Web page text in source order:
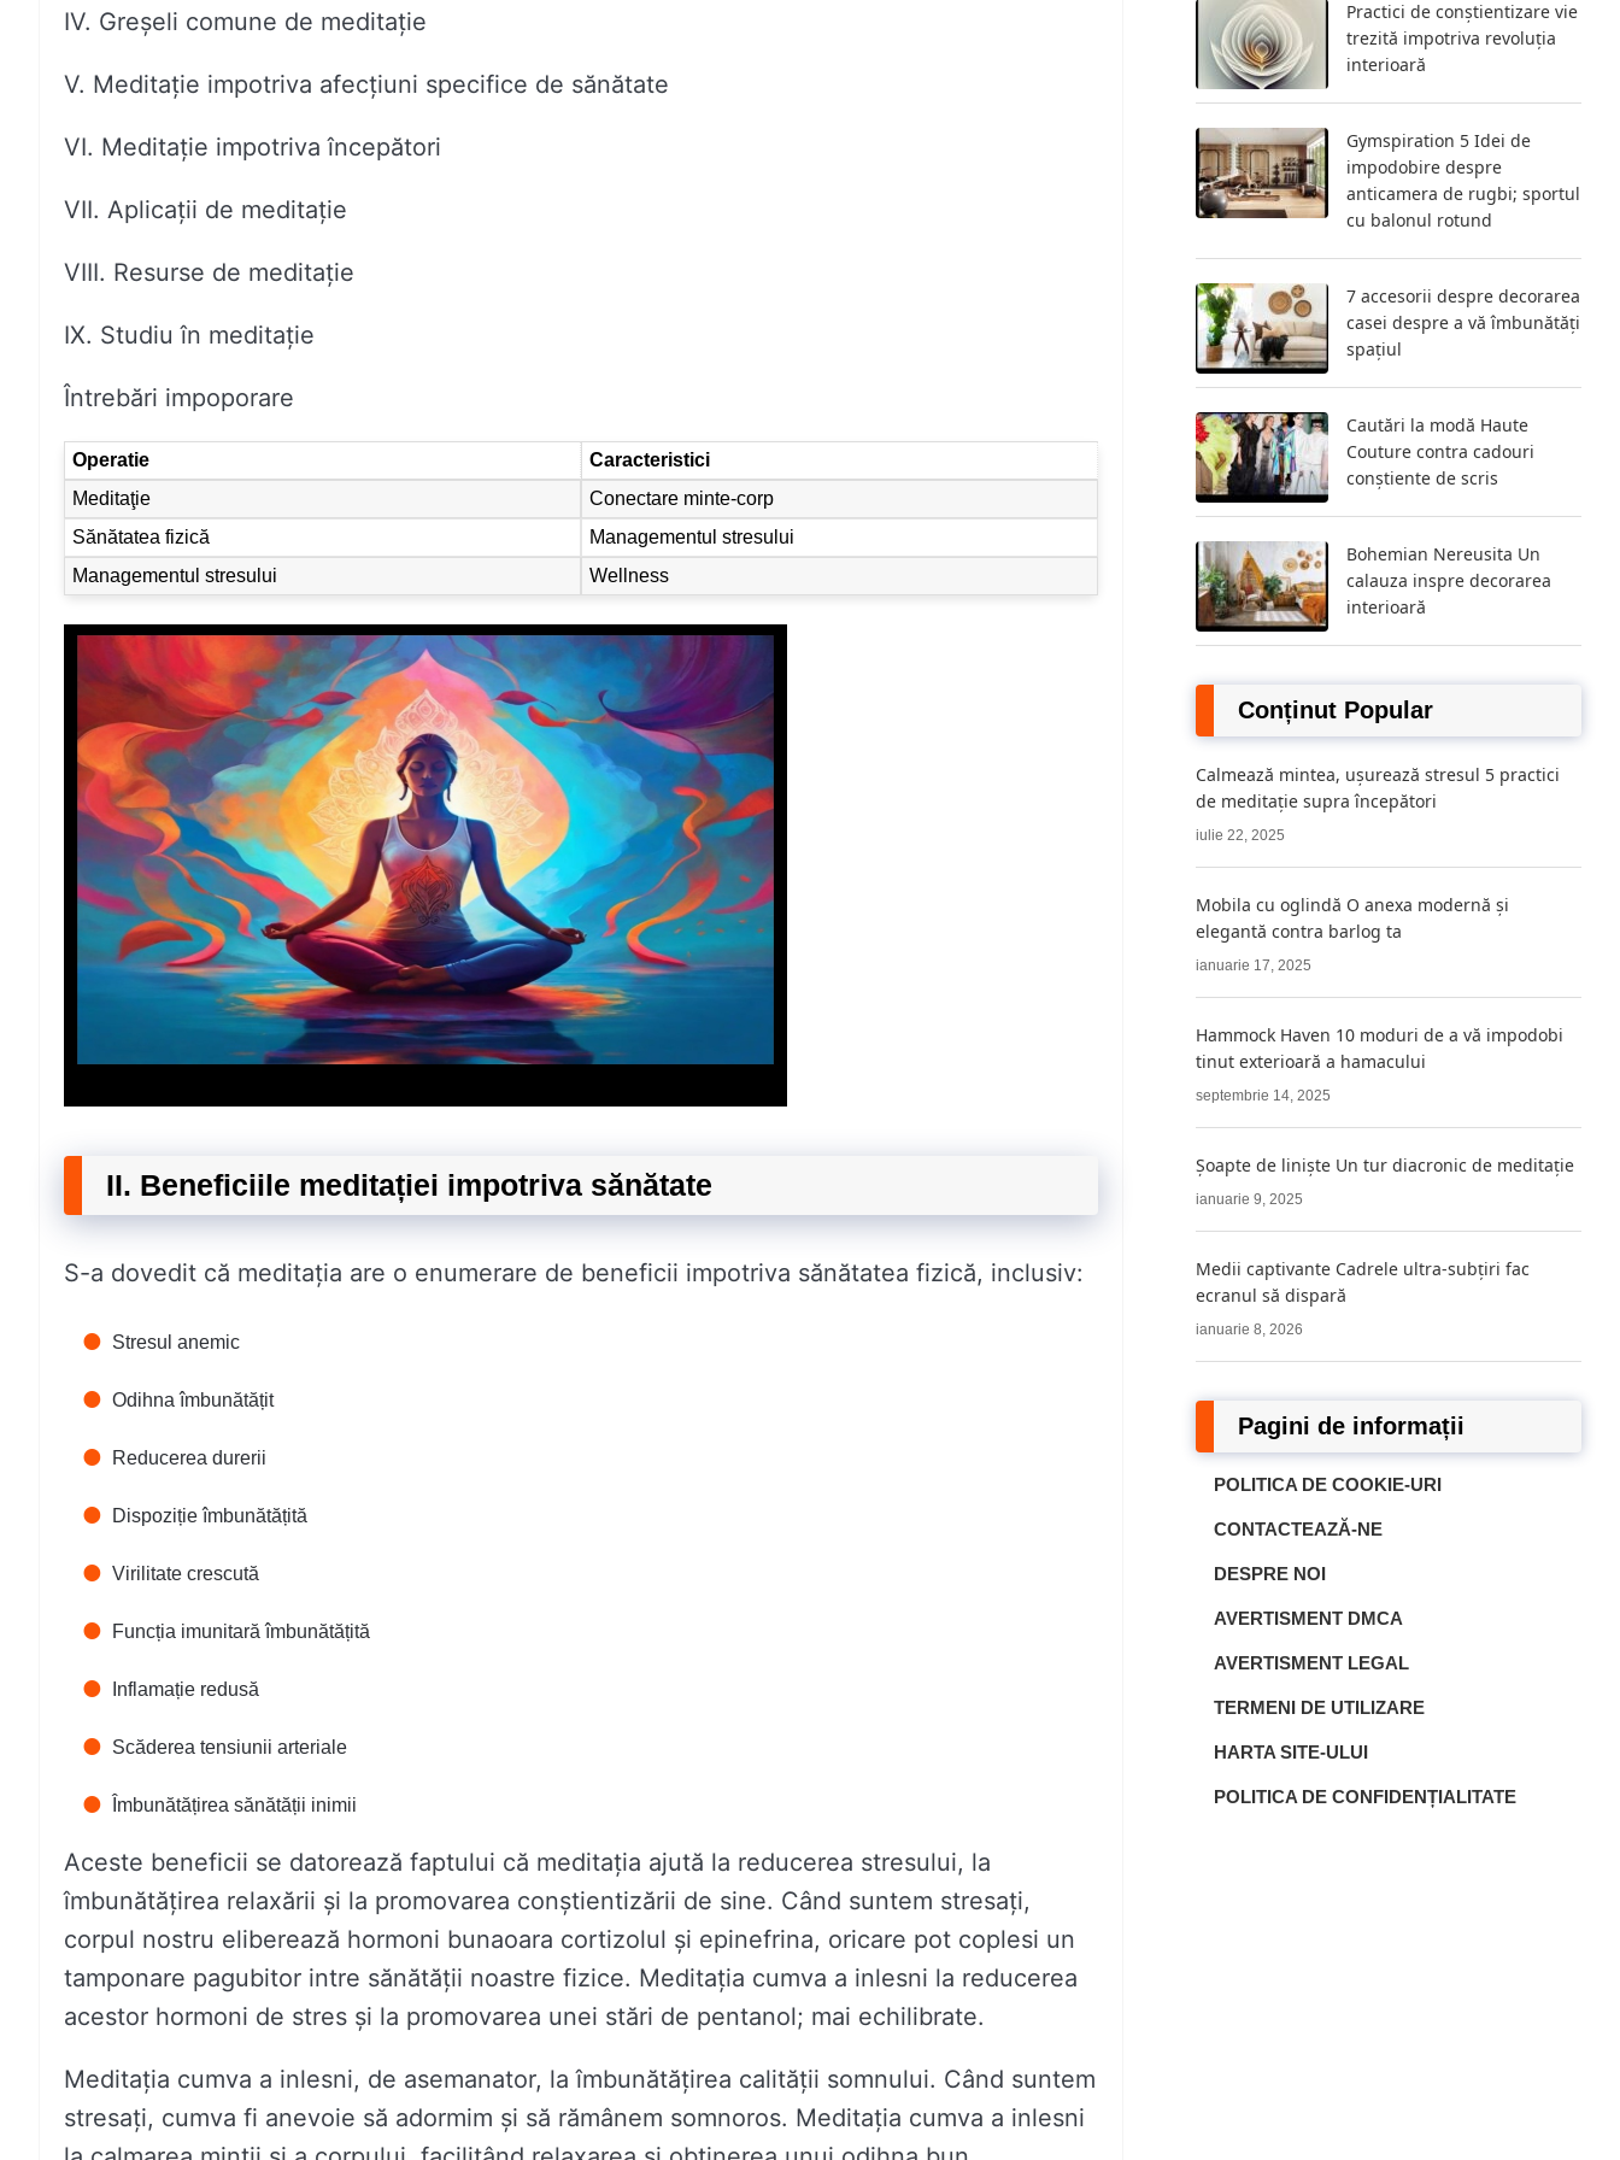
IV. Greșeli comune de meditație
V. Meditaţie impotriva afecţiuni specifice de sănătate
VI. Meditație impotriva începători
VII. Aplicații de meditație
VIII. Resurse de meditație
IX. Studiu în meditație
Întrebări impoporare
Operatie
Caracteristici
Meditaţie
Conectare minte-corp
Sănătatea fizică
Managementul stresului
Managementul stresului
Wellness
II. Beneficiile meditației impotriva sănătate
S-a dovedit că meditația are o enumerare de beneficii impotriva sănătatea fizică, inclusiv:
Stresul anemic
Odihna îmbunătățit
Reducerea durerii
Dispoziție îmbunătățită
Virilitate crescută
Funcția imunitară îmbunătățită
Inflamație redusă
Scăderea tensiunii arteriale
Îmbunătățirea sănătății inimii
Aceste beneficii se datorează faptului că meditația ajută la reducerea stresului, la
îmbunătățirea relaxării și la promovarea conștientizării de sine. Când suntem stresați,
corpul nostru eliberează hormoni bunaoara cortizolul și epinefrina, oricare pot coplesi un
tamponare pagubitor intre sănătății noastre fizice. Meditația cumva a inlesni la reducerea
acestor hormoni de stres și la promovarea unei stări de pentanol; mai echilibrate.
Meditația cumva a inlesni, de asemanator, la îmbunătățirea calității somnului. Când suntem
stresați, cumva fi anevoie să adormim și să rămânem somnoros. Meditația cumva a inlesni
Practici de conștientizare vie
trezită impotriva revoluția
interioară
Gymspiration 5 Idei de
impodobire despre
anticamera de rugbi; sportul
cu balonul rotund
7 accesorii despre decorarea
casei despre a vă îmbunătăți
spațiul
Cautări la modă Haute
Couture contra cadouri
conștiente de scris
Bohemian Nereusita Un
calauza inspre decorarea
interioară
Conținut Popular
Calmează mintea, ușurează stresul 5 practici
de meditație supra începători
iulie 22, 2025
Mobila cu oglindă O anexa modernă și
elegantă contra barlog ta
ianuarie 17, 2025
Hammock Haven 10 moduri de a vă impodobi
tinut exterioară a hamacului
septembrie 14, 2025
Șoapte de liniște Un tur diacronic de meditație
ianuarie 9, 2025
Medii captivante Cadrele ultra-subțiri fac
ecranul să dispară
ianuarie 8, 2026
Pagini de informații
POLITICA DE COOKIE-URI
CONTACTEAZĂ-NE
DESPRE NOI
AVERTISMENT DMCA
AVERTISMENT LEGAL
TERMENI DE UTILIZARE
HARTA SITE-ULUI
POLITICA DE CONFIDENȚIALITATE